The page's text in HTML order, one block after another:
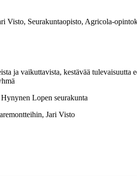
Visto, Seurakuntaopisto, Agricola-
kestävää tulevaisuutta
Lopen seurakunta
Jari Visto